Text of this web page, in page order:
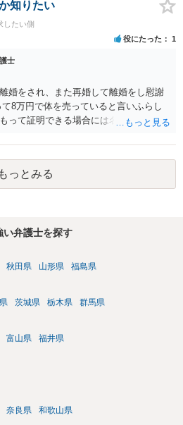
知りたい
したい側
役にたった 1
士
婚をされ、また再婚して離婚をし慰謝
8万円で体を売っていると言いふらし
って証明できる場合には名誉権侵害や
ているとのことですので，依頼中の弁
に対応するかを決められると良いでし
もっとみる
い弁護士を探す
秋田県 山形県 福島県
茨城県 栃木県 群馬県
富山県 福井県
奈良県 和歌山県